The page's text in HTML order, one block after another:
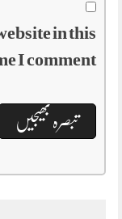
in this
I comment.